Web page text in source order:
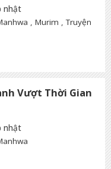
nhật
, Murim ,Truyện
Vượt Thời Gian
nhật